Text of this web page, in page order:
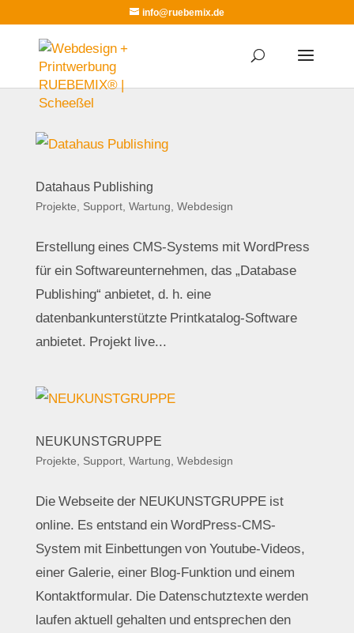
info@ruebemix.de
Datahaus Publishing
Projekte, Support, Wartung, Webdesign
Erstellung eines CMS-Systems mit WordPress
für ein Softwareunternehmen, das „Database
Publishing“ anbietet, d. h. eine
datenbankunterstützte Printkatalog-Software
anbietet. Projekt live...
NEUKUNSTGRUPPE
Projekte, Support, Wartung, Webdesign
Die Webseite der NEUKUNSTGRUPPE ist
online. Es entstand ein WordPress-CMS-
System mit Einbettungen von Youtube-Videos,
einer Galerie, einer Blog-Funktion und einem
Kontaktformular. Die Datenschutztexte werden
laufen aktuell gehalten und entsprechen den